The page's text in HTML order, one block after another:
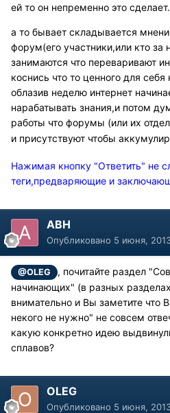
ей то он непременно это сделает.
а то бывает складывается
форум(его участники,или кто за
занимаются что переваривают
коснись что то ценного для
облазив неделю интернет
нарабатывать знания,и потом
работы что форумы (или их
и присутствуют чтобы
Нажимая кнопку "Ответить" не
теги,предваряющие и
АВН
Опубликовано 5 июня,
@OLEG
, почитайте раздел
начинающих" (в разных
внимательно и Вы заметите что
некого не нужно" не совсем
какую конкретно идею
сплавов?
OLEG
Опубликовано 5 июня,